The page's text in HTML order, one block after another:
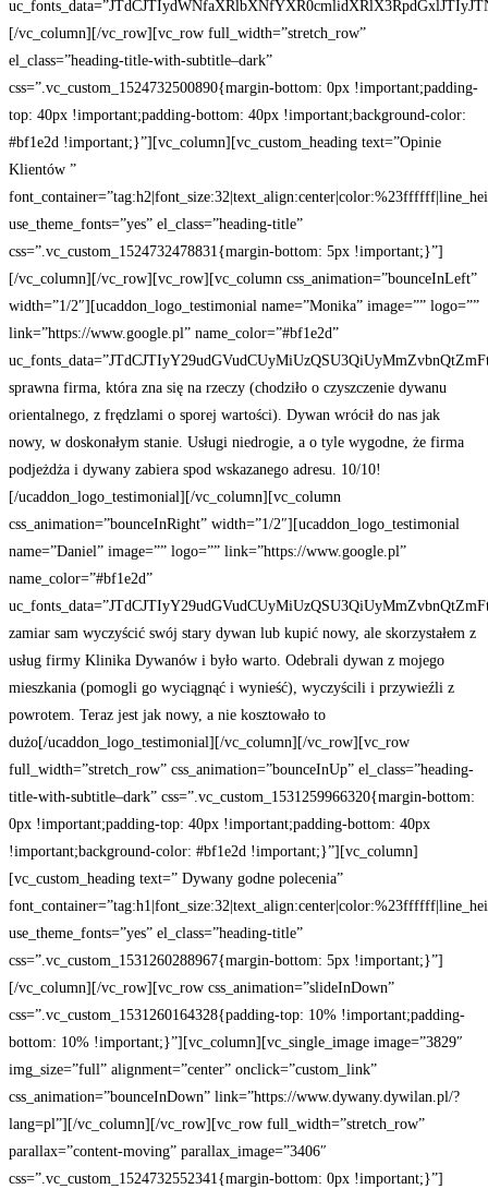
[/vc_column][/vc_row][vc_row full_width=”stretch_row”
el_class=”heading-title-with-subtitle–dark”
css=”.vc_custom_1524732500890{margin-bottom: 0px !important;padding-
top: 40px !important;padding-bottom: 40px !important;background-color:
#bf1e2d !important;}”][vc_column][vc_custom_heading text=”Opinie
Klientów ”
use_theme_fonts=”yes” el_class=”heading-title”
css=”.vc_custom_1524732478831{margin-bottom: 5px !important;}”]
[/vc_column][/vc_row][vc_row][vc_column css_animation=”bounceInLeft”
width=”1/2″][ucaddon_logo_testimonial name=”Monika” image=”” logo=””
link=”https://www.google.pl” name_color=”#bf1e2d”
sprawna firma, która zna się na rzeczy (chodziło o czyszczenie dywanu
orientalnego, z frędzlami o sporej wartości). Dywan wrócił do nas jak
nowy, w doskonałym stanie. Usługi niedrogie, a o tyle wygodne, że firma
podjeżdża i dywany zabiera spod wskazanego adresu. 10/10!
[/ucaddon_logo_testimonial][/vc_column][vc_column
css_animation=”bounceInRight” width=”1/2″][ucaddon_logo_testimonial
name=”Daniel” image=”” logo=”” link=”https://www.google.pl”
name_color=”#bf1e2d”
zamiar sam wyczyścić swój stary dywan lub kupić nowy, ale skorzystałem z
usług firmy Klinika Dywanów i było warto. Odebrali dywan z mojego
mieszkania (pomogli go wyciągnąć i wynieść), wyczyścili i przywieźli z
powrotem. Teraz jest jak nowy, a nie kosztowało to
dużo[/ucaddon_logo_testimonial][/vc_column][/vc_row][vc_row
full_width=”stretch_row” css_animation=”bounceInUp” el_class=”heading-
title-with-subtitle–dark” css=”.vc_custom_1531259966320{margin-bottom:
0px !important;padding-top: 40px !important;padding-bottom: 40px
!important;background-color: #bf1e2d !important;}”][vc_column]
[vc_custom_heading text=” Dywany godne polecenia”
use_theme_fonts=”yes” el_class=”heading-title”
css=”.vc_custom_1531260288967{margin-bottom: 5px !important;}”]
[/vc_column][/vc_row][vc_row css_animation=”slideInDown”
css=”.vc_custom_1531260164328{padding-top: 10% !important;padding-
bottom: 10% !important;}”][vc_column][vc_single_image image=”3829″
img_size=”full” alignment=”center” onclick=”custom_link”
css_animation=”bounceInDown” link=”https://www.dywany.dywilan.pl/?
lang=pl”][/vc_column][/vc_row][vc_row full_width=”stretch_row”
parallax=”content-moving” parallax_image=”3406″
css=”.vc_custom_1524732552341{margin-bottom: 0px !important;}”]